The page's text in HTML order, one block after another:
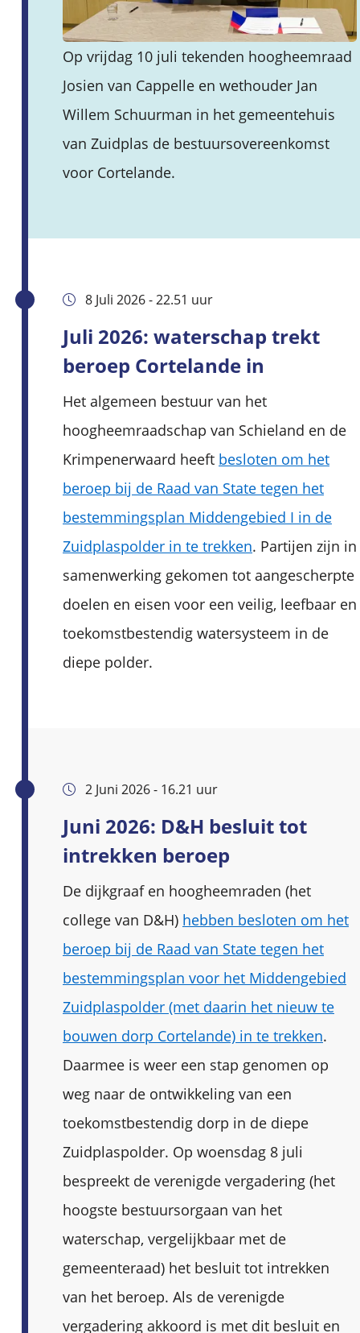
Op vrijdag 10 juli tekenden hoogheemraad
Josien van Cappelle en wethouder Jan
Willem Schuurman in het gemeentehuis
van Zuidplas de bestuursovereenkomst
voor Cortelande.
8 Juli 2026 - 22.51 uur
Juli 2026: waterschap trekt
beroep Cortelande in
Het algemeen bestuur van het
hoogheemraadschap van Schieland en de
Krimpenerwaard heeft besloten om het
beroep bij de Raad van State tegen het
bestemmingsplan Middengebied I in de
Zuidplaspolder in te trekken. Partijen zijn in
samenwerking gekomen tot aangescherpte
doelen en eisen voor een veilig, leefbaar en
toekomstbestendig watersysteem in de
diepe polder.
2 Juni 2026 - 16.21 uur
Juni 2026: D&H besluit tot
intrekken beroep
De dijkgraaf en hoogheemraden (het
college van D&H) hebben besloten om het
beroep bij de Raad van State tegen het
bestemmingsplan voor het Middengebied
Zuidplaspolder (met daarin het nieuw te
bouwen dorp Cortelande) in te trekken.
Daarmee is weer een stap genomen op
weg naar de ontwikkeling van een
toekomstbestendig dorp in de diepe
Zuidplaspolder. Op woensdag 8 juli
bespreekt de verenigde vergadering (het
hoogste bestuursorgaan van het
waterschap, vergelijkbaar met de
gemeenteraad) het besluit tot intrekken
van het beroep. Als de verenigde
vergadering akkoord is met dit besluit en